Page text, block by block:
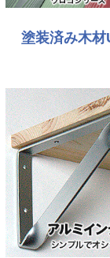
塗装済み木材